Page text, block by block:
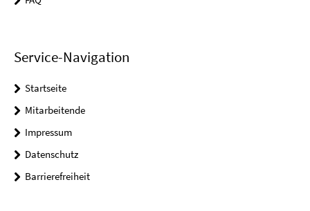
Service-Navigation
Startseite
Mitarbeitende
Impressum
Datenschutz
Barrierefreiheit